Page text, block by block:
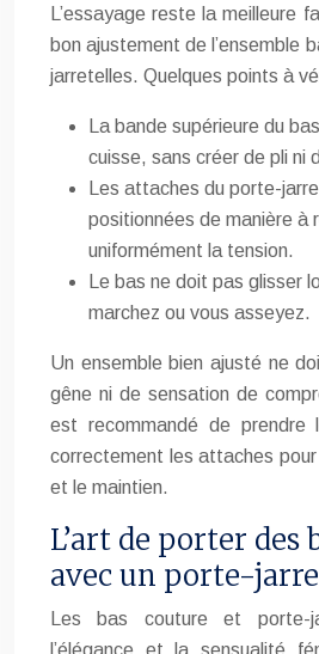
L’essayage reste la meilleure
bon ajustement de l’ensemble
jarretelles. Quelques points à
La bande supérieure du
cuisse, sans créer de pli ni
Les attaches du porte-
positionnées de manière à
uniformément la tension.
Le bas ne doit pas glisser
marchez ou vous asseyez.
Un ensemble bien ajusté ne
gêne ni de sensation de
est recommandé de
correctement les attaches
et le maintien.
L’art de porter des
avec un porte-
Les bas couture et porte-
l’élégance et la sensualité